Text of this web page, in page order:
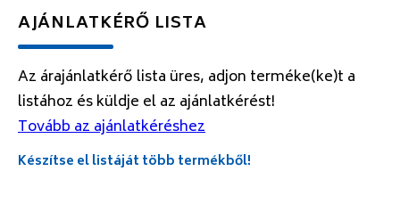
AJÁNLATKÉRŐ LISTA
Az árajánlatkérő lista üres, adjon terméke(ke)t a
listához és küldje el az ajánlatkérést!
Tovább az ajánlatkéréshez
Készítse el listáját több termékből!